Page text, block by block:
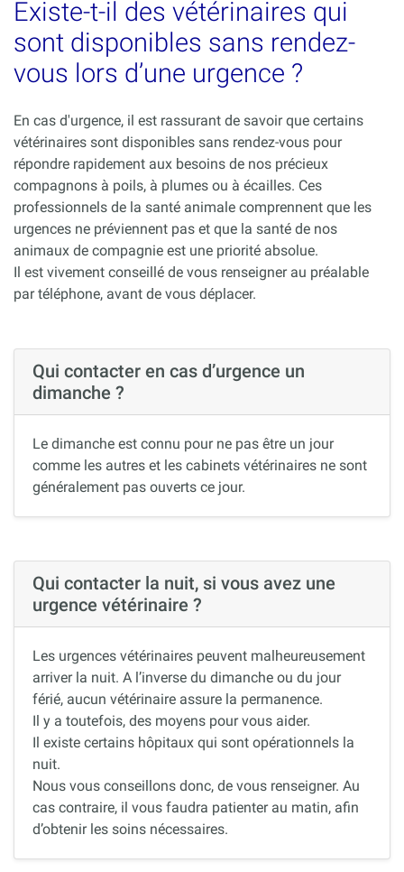
Existe-t-il des vétérinaires qui
sont disponibles sans rendez-
vous lors d’une urgence ?
En cas d'urgence, il est rassurant de savoir que certains
vétérinaires sont disponibles sans rendez-vous pour
répondre rapidement aux besoins de nos précieux
compagnons à poils, à plumes ou à écailles. Ces
professionnels de la santé animale comprennent que les
urgences ne préviennent pas et que la santé de nos
animaux de compagnie est une priorité absolue.
Il est vivement conseillé de vous renseigner au préalable
par téléphone, avant de vous déplacer.
Qui contacter en cas d’urgence un
dimanche ?
Le dimanche est connu pour ne pas être un jour
comme les autres et les cabinets vétérinaires ne sont
généralement pas ouverts ce jour.
Qui contacter la nuit, si vous avez une
urgence vétérinaire ?
Les urgences vétérinaires peuvent malheureusement
arriver la nuit. A l’inverse du dimanche ou du jour
férié, aucun vétérinaire assure la permanence.
Il y a toutefois, des moyens pour vous aider.
Il existe certains hôpitaux qui sont opérationnels la
nuit.
Nous vous conseillons donc, de vous renseigner. Au
cas contraire, il vous faudra patienter au matin, afin
d’obtenir les soins nécessaires.